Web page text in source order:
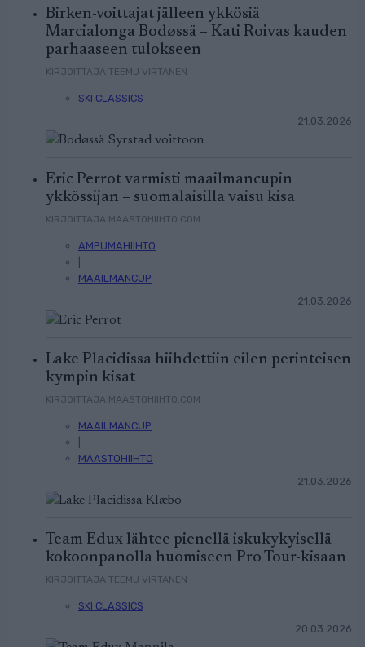
Birken-voittajat jälleen ykkösiä
Marcialonga Bodøssä – Kati Roivas kauden
parhaaseen tulokseen
KIRJOITTAJA TEEMU VIRTANEN
SKI CLASSICS
21.03.2026
Eric Perrot varmisti maailmancupin
ykkössijan – suomalaisilla vaisu kisa
KIRJOITTAJA MAASTOHIIHTO.COM
AMPUMAHIIHTO
MAAILMANCUP
21.03.2026
Lake Placidissa hiihdettiin eilen perinteisen
kympin kisat
KIRJOITTAJA MAASTOHIIHTO.COM
MAAILMANCUP
MAASTOHIIHTO
21.03.2026
Team Edux lähtee pienellä iskukykyisellä
kokoonpanolla huomiseen Pro Tour-kisaan
KIRJOITTAJA TEEMU VIRTANEN
SKI CLASSICS
20.03.2026